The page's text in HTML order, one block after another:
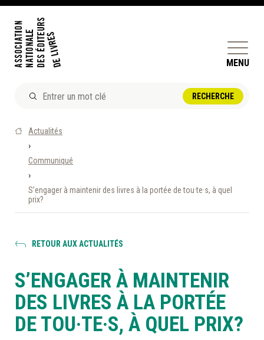
MENU
DOSSIERS ET ENJEUX
ÊTRE ÉDITEUR·TRICE
PERFECTIONNEMENT
ET SERVICES AUX MEMBRES
À LA POINTE DE LA PROFESSION
À PROPOS DEVENIR MEMBRE NOUS JOINDRE
Actualités
›
Communiqué
›
S’engager à maintenir des livres à la portée de tou·te·s, à quel
prix?
RETOUR AUX ACTUALITÉS
S’ENGAGER À MAINTENIR
DES LIVRES À LA PORTÉE
DE TOU·TE·S, À QUEL PRIX?